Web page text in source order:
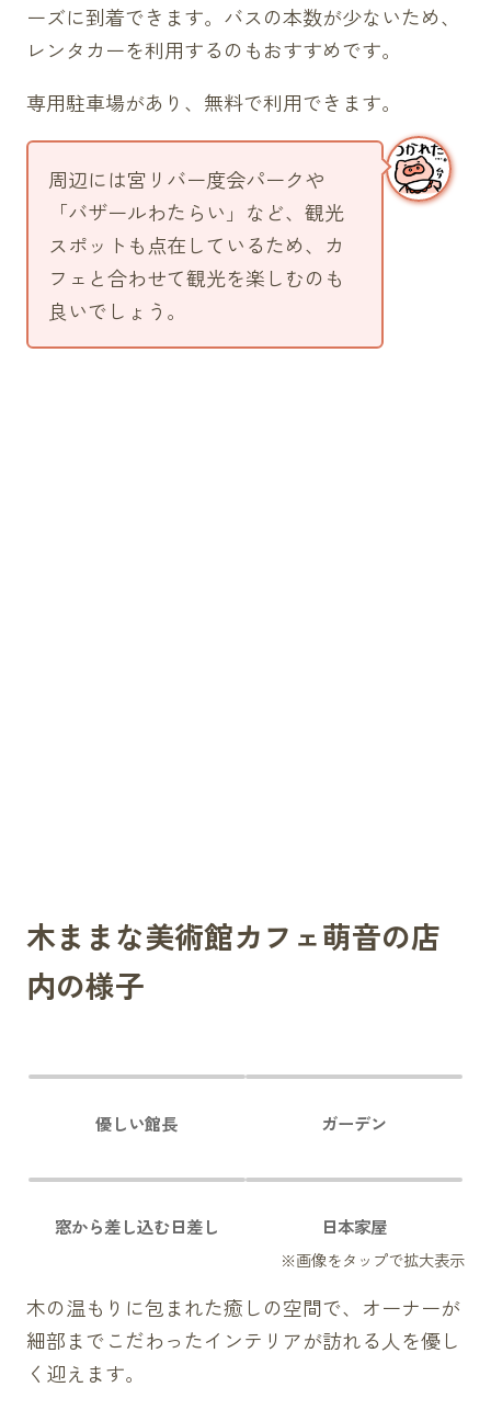
ーズに到着できます。バスの本数が少ないため、
レンタカーを利用するのもおすすめです。
専用駐車場があり、無料で利用できます。
周辺には宮リバー度会パークや
「バザールわたらい」など、観光
スポットも点在しているため、カ
フェと合わせて観光を楽しむのも
良いでしょう。
木ままな美術館カフェ萌音の店
内の様子
優しい館長 ガーデン
窓から差し込む日差し 日本家屋
木の温もりに包まれた癒しの空間で、オーナーが
細部までこだわったインテリアが訪れる人を優し
く迎えます。